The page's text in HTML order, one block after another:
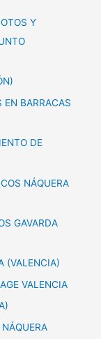
Y
BARRACAS
DE
NÁQUERA
GAVARDA
(VALENCIA)
VALENCIA